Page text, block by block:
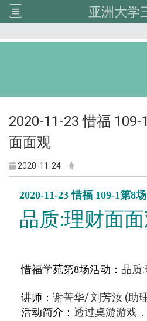
亚洲大学
2020-11-23 惜福
面面观
2020-11-24
2020-11-23 惜福 109-1第8场
品质:理财面
惜福学苑第8场活动： 品质:
讲师： 谢菁华/刘芳汝 (助
活动简介： 透过桌游游戏